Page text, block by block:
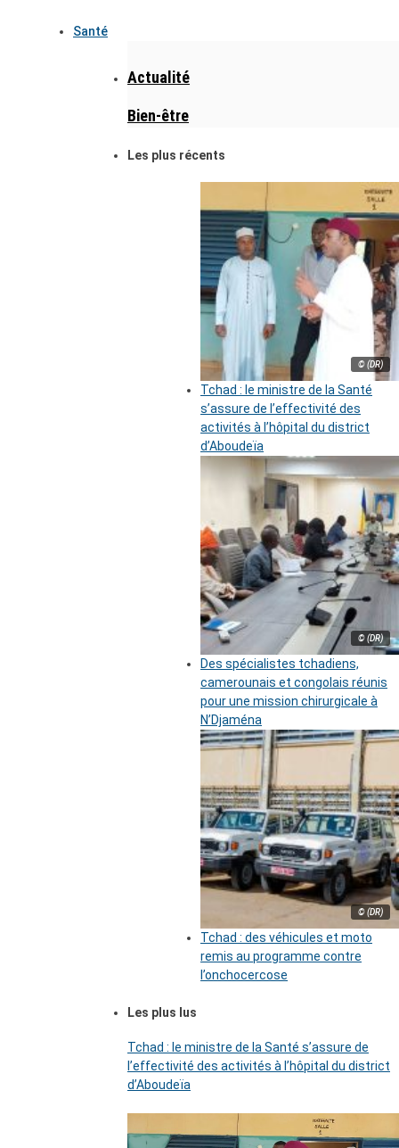
Santé
Actualité
Bien-être
Les plus récents
© (DR)
Tchad : le ministre de la Santé
s’assure de l’effectivité des
activités à l’hôpital du district
d’Aboudeïa
© (DR)
Des spécialistes tchadiens,
camerounais et congolais réunis
pour une mission chirurgicale à
N’Djaména
© (DR)
Tchad : des véhicules et moto
remis au programme contre
l’onchocercose
Les plus lus
Tchad : le ministre de la Santé s’assure de
l’effectivité des activités à l’hôpital du district
d’Aboudeïa